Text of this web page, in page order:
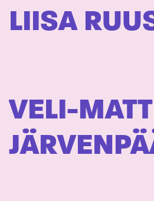
LIISA
VELI-